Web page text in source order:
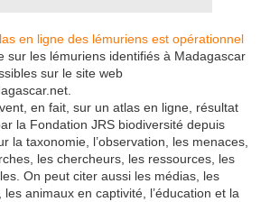
sur les lémuriens identifiés à Madagascar
sur le site web
en fait, sur un atlas en ligne, résultat
la Fondation JRS biodiversité depuis
la taxonomie, l’observation, les menaces,
les chercheurs, les ressources, les
On peut citer aussi les médias, les
animaux en captivité, l’éducation et la